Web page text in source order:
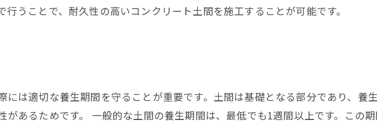
うことで、耐久性の高いコンクリート土間を施工することが可能です。
には適切な養生期間を守ることが重要です。土間は基礎となる部分であり、養
があるためです。 一般的な土間の養生期間は、最低でも1週間以上です。この